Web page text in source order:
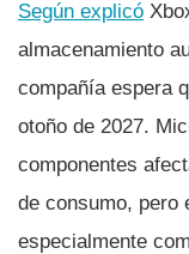
Según explicó
almacenamiento
compañía espera
otoño de 2027.
componentes
de consumo, pero
especialmente